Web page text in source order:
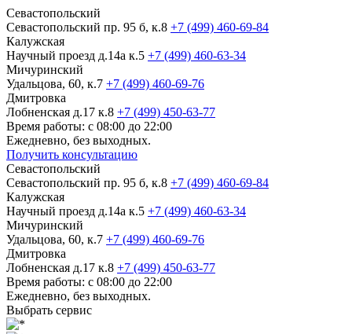
Севастопольский
Севастопольский пр. 95 б, к.8 +7 (499) 460-69-84
Калужская
Научный проезд д.14а к.5 +7 (499) 460-63-34
Мичуринский
Удальцова, 60, к.7 +7 (499) 460-69-76
Дмитровка
Лобненская д.17 к.8 +7 (499) 450-63-77
Время работы: с 08:00 до 22:00
Ежедневно, без выходных.
Получить консультацию
Севастопольский
Севастопольский пр. 95 б, к.8 +7 (499) 460-69-84
Калужская
Научный проезд д.14а к.5 +7 (499) 460-63-34
Мичуринский
Удальцова, 60, к.7 +7 (499) 460-69-76
Дмитровка
Лобненская д.17 к.8 +7 (499) 450-63-77
Время работы: с 08:00 до 22:00
Ежедневно, без выходных.
Выбрать сервис